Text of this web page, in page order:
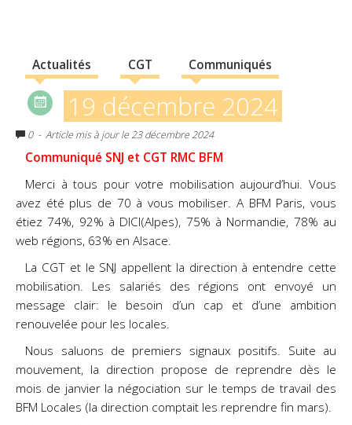
Actualités CGT Communiqués
19 décembre 2024
0 - Article mis à jour le 23 décembre 2024
Communiqué SNJ et CGT RMC BFM
Merci à tous pour votre mobilisation aujourd’hui. Vous
avez été plus de 70 à vous mobiliser. A BFM Paris, vous
étiez 74%, 92% à DICI(Alpes), 75% à Normandie, 78% au
web régions, 63% en Alsace.
La CGT et le SNJ appellent la direction à entendre cette
mobilisation. Les salariés des régions ont envoyé un
message clair: le besoin d’un cap et d’une ambition
renouvelée pour les locales.
Nous saluons de premiers signaux positifs. Suite au
mouvement, la direction propose de reprendre dès le
mois de janvier la négociation sur le temps de travail des
BFM Locales (la direction comptait les reprendre fin mars).